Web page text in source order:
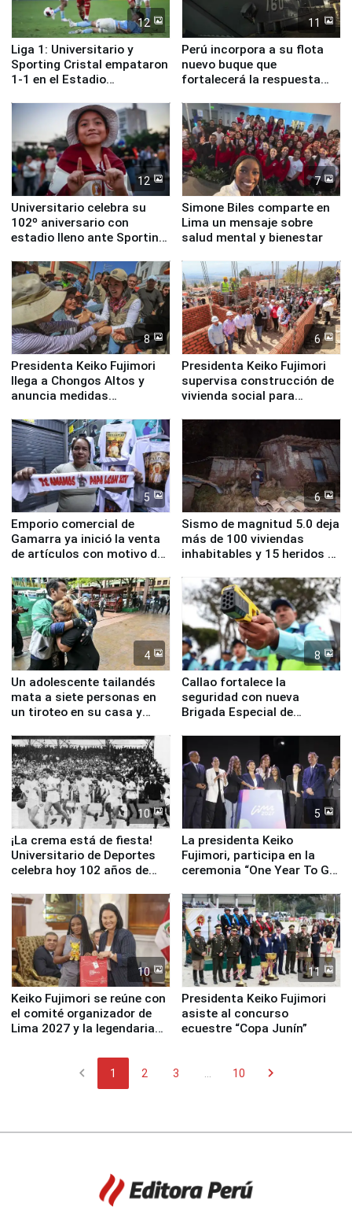
12
Liga 1: Universitario y
Sporting Cristal empataron
1-1 en el Estadio
11
Perú incorpora a su flota
nuevo buque que
fortalecerá la respuesta
12
Universitario celebra su
102º aniversario con
estadio lleno ante Sporting
7
Simone Biles comparte en
Lima un mensaje sobre
salud mental y bienestar
8
Presidenta Keiko Fujimori
llega a Chongos Altos y
anuncia medidas
educación, salud y empleo
6
Presidenta Keiko Fujimori
supervisa construcción de
vivienda social para
5
Emporio comercial de
Gamarra ya inició la venta
de artículos con motivo de
6
Sismo de magnitud 5.0 deja
más de 100 viviendas
inhabitables y 15 heridos en
4
Un adolescente tailandés
mata a siete personas en
un tiroteo en su casa y
8
Callao fortalece la
seguridad con nueva
Brigada Especial de
equipamiento para
Serenazgo
10
¡La crema está de fiesta!
Universitario de Deportes
celebra hoy 102 años de
5
La presidenta Keiko
Fujimori, participa en la
ceremonia “One Year To Go
10
Keiko Fujimori se reúne con
el comité organizador de
Lima 2027 y la legendaria
11
Presidenta Keiko Fujimori
asiste al concurso
ecuestre “Copa Junín”
chevron_left 1 2 3 ... 10 chevron_right